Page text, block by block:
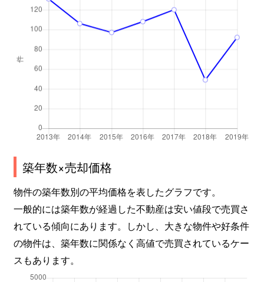
築年数×売却価格
物件の築年数別の平均価格を表したグラフです。
一般的には築年数が経過した不動産は安い値段で売買さ
れている傾向にあります。しかし、大きな物件や好条件
の物件は、築年数に関係なく高値で売買されているケー
スもあります。